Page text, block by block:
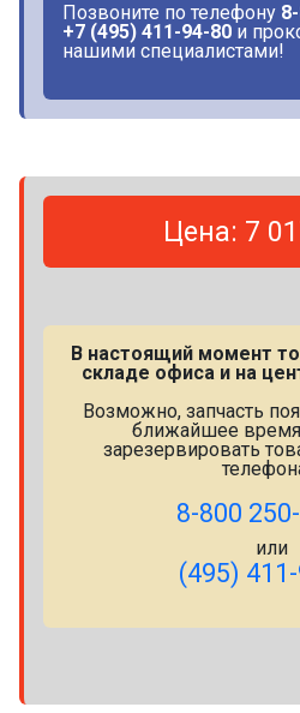
Позвоните по телефону
+7 (495) 411-94-80 и
нашими специалистами!
Цена: 7
В настоящий момент
складе офиса и на
Возможно, запчасть
ближайшее
зарезервировать
8-800
или
(495)